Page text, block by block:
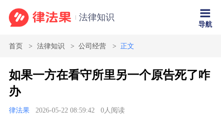
法律知识
导航
首页 法律知识 公司经营 正文
如果一方在看守所里另一个原告死了咋
办
律法果 2026-05-22 08:59:42 0人阅读